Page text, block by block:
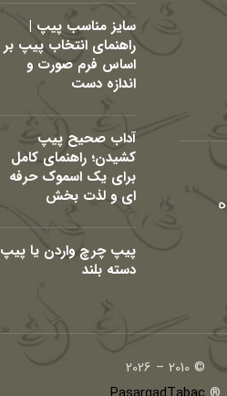
سایز مناسب پیپ |
راهنمای انتخاب پیپ بر
اساس فرم صورت و
اندازه دست
آداب صحیح پیپ
کشیدن؛ راهنمای کامل
برای یک اسموک حرفه
ای و لذت بخش
پیپ چرچ واردن یا پیپ
دسته بلند
© 2010 – 2026